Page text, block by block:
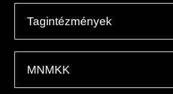
Tagintézmények
MNMKK